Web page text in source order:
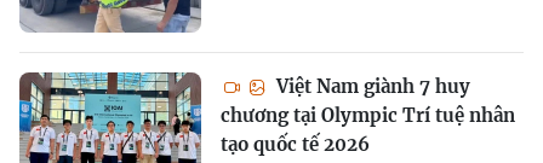
Việt Nam giành 7 huy
chương tại Olympic Trí tuệ nhân
tạo quốc tế 2026